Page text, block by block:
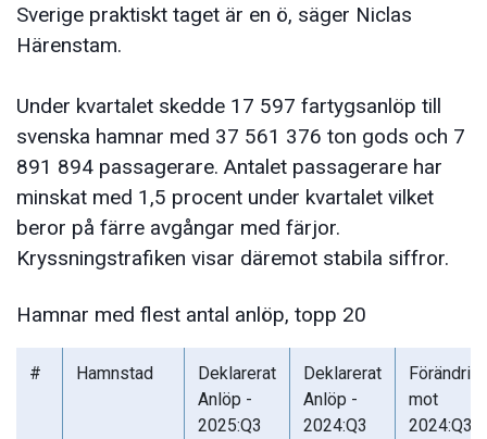
Sverige praktiskt taget är en ö, säger Niclas
Härenstam.
Under kvartalet skedde 17 597 fartygsanlöp till
svenska hamnar med 37 561 376 ton gods och 7
891 894 passagerare. Antalet passagerare har
minskat med 1,5 procent under kvartalet vilket
beror på färre avgångar med färjor.
Kryssningstrafiken visar däremot stabila siffror.
Hamnar med flest antal anlöp, topp 20
# Hamnstad
Deklarerat
Anlöp -
2025:Q3
Deklarerat
Anlöp -
2024:Q3
mot
2024:Q3